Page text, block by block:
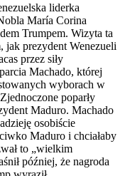
liderka
María Corina
Trumpem. Wizyta ta
jak prezydent Wenezueli
przez siły
Machado, której
wyborach w
poparły
Maduro. Machado
osobiście
Maduro i chciałaby
to „wielkim
później, że nagroda